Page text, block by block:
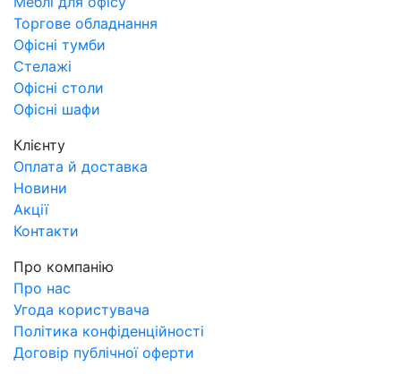
Торгове обладнання
Офісні тумби
Стелажі
Офісні столи
Офісні шафи
Клієнту
Оплата й доставка
Новини
Акції
Контакти
Про компанію
Про нас
Угода користувача
Політика конфіденційності
Договір публічної оферти